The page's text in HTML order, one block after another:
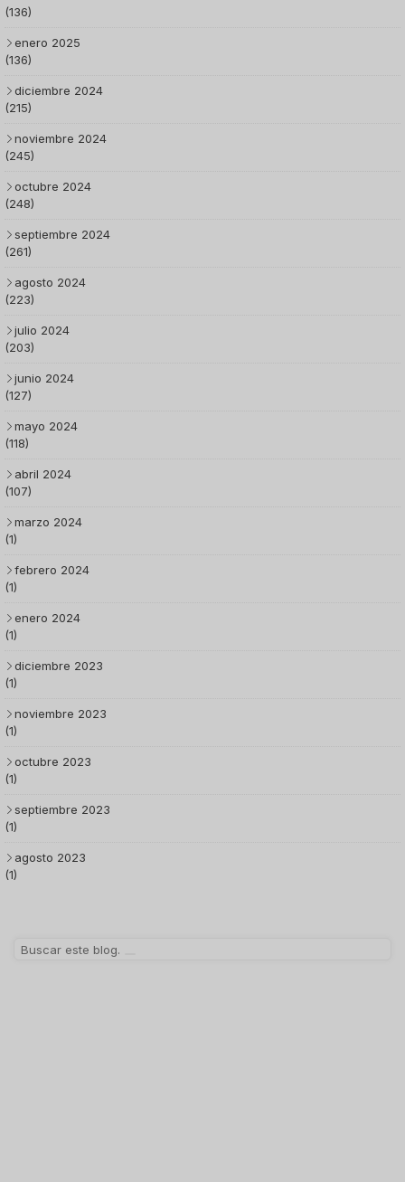
(136)
enero 2025
(136)
diciembre 2024
(215)
noviembre 2024
(245)
octubre 2024
(248)
septiembre 2024
(261)
agosto 2024
(223)
julio 2024
(203)
junio 2024
(127)
mayo 2024
(118)
abril 2024
(107)
marzo 2024
(1)
febrero 2024
(1)
enero 2024
(1)
diciembre 2023
(1)
noviembre 2023
(1)
octubre 2023
(1)
septiembre 2023
(1)
agosto 2023
(1)